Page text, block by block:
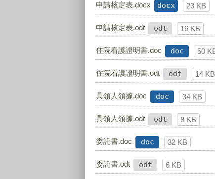
申請核定表.docx docx 23 KB
申請核定表.odt odt 16 KB
住院看護證明書.doc doc 50
住院看護證明書.odt odt 14 KB
具領人領據.doc doc 34 KB
具領人領據.odt odt 8 KB
委託書.doc doc 32 KB
委託書.odt odt 6 KB